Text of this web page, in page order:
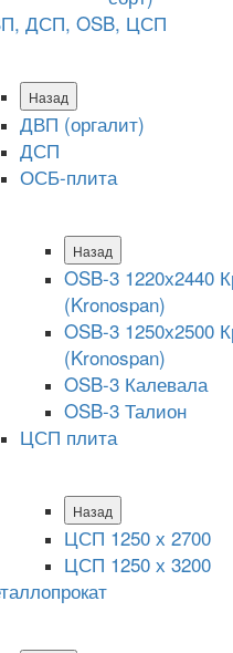
ДСП, OSB, ЦСП
Назад
ДВП (оргалит)
ДСП
ОСБ-плита
Назад
OSB-3 1220х2440
(Kronospan)
OSB-3 1250х2500
(Kronospan)
OSB-3 Калевала
OSB-3 Талион
ЦСП плита
Назад
ЦСП 1250 х 2700
ЦСП 1250 х 3200